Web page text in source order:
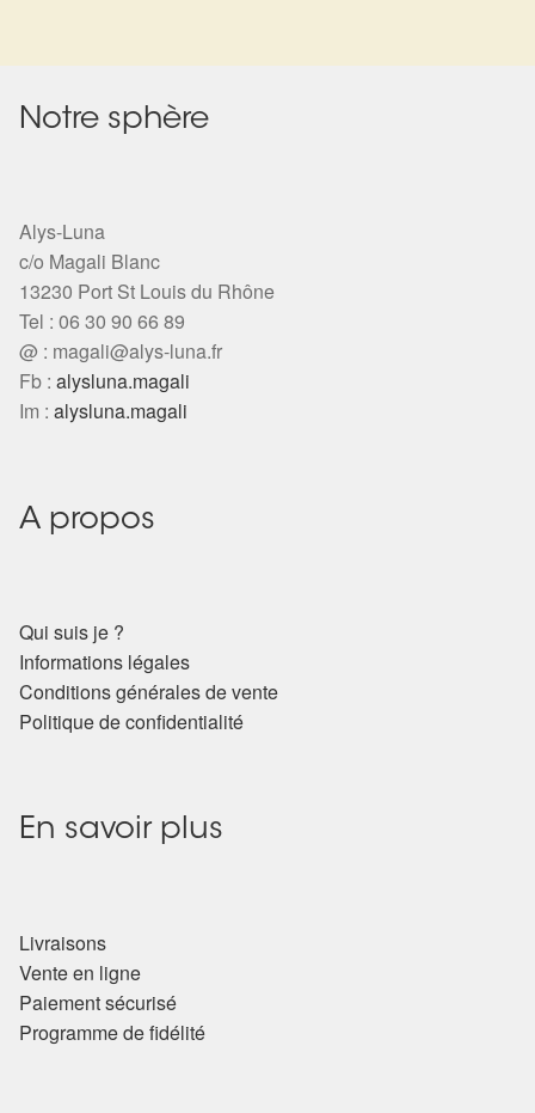
Notre sphère
Alys-Luna
c/o Magali Blanc
13230 Port St Louis du Rhône
Tel : 06 30 90 66 89
@ : magali@alys-luna.fr
Fb : alysluna.magali
Im : alysluna.magali
A propos
Qui suis je ?
Informations légales
Conditions générales de vente
Politique de confidentialité
En savoir plus
Livraisons
Vente en ligne
Paiement sécurisé
Programme de fidélité